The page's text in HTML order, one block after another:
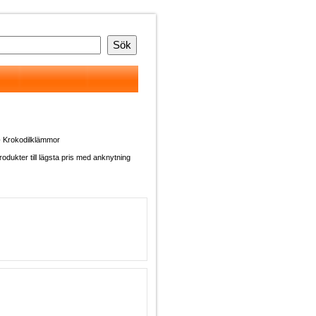
Krokodilklämmor
till lägsta pris med anknytning